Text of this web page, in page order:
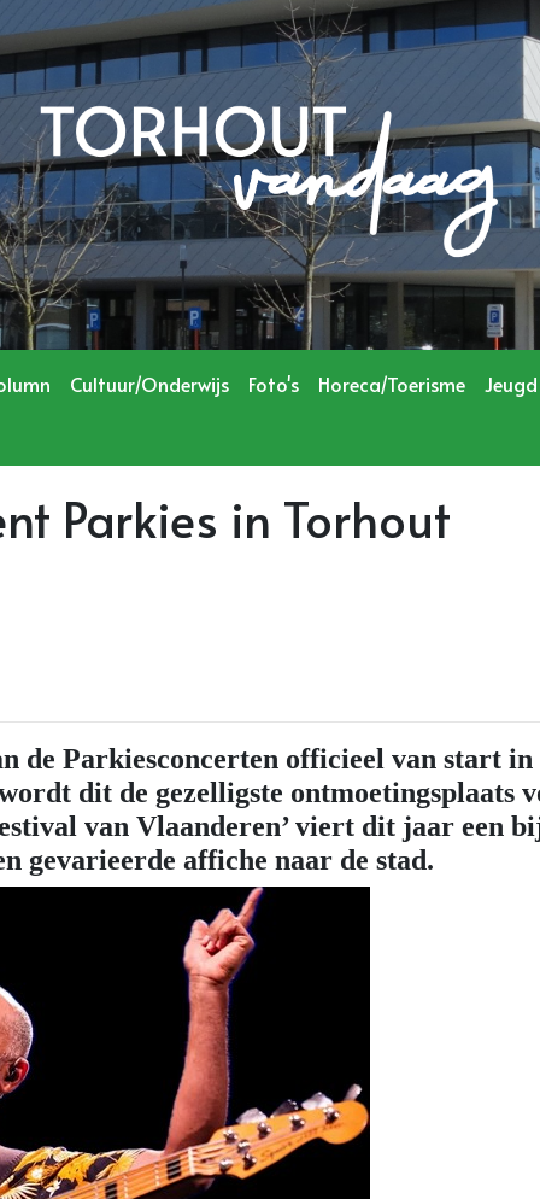
Cultuur/Onderwijs Foto's Horeca/Toerisme Jeugd
Parkies in Torhout
de Parkiesconcerten officieel van start
dit de gezelligste ontmoetingsplaats
van Vlaanderen’ viert dit jaar een
gevarieerde affiche naar de stad.